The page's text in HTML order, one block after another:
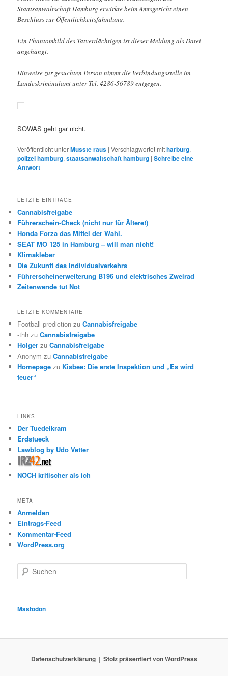
Staatsanwaltschaft Hamburg erwirkte beim Amtsgericht einen
Beschluss zur Öffentlichkeitsfahndung.
Ein Phantombild des Tatverdächtigen ist dieser Meldung als Datei
angehängt.
Hinweise zur gesuchten Person nimmt die Verbindungsstelle im
Landeskriminalamt unter Tel. 4286-56789 entgegen.
SOWAS geht gar nicht.
Veröffentlicht unterMusste raus |Verschlagwortet mitharburg,
polizei hamburg,staatsanwaltschaft hamburg |Schreibe eine
Antwort
LETZTE EINTRÄGE
Cannabisfreigabe
Führerschein-Check (nicht nur für Ältere!)
Honda Forza das Mittel der Wahl.
SEAT MO 125 in Hamburg – will man nicht!
Klimakleber
Die Zukunft des Individualverkehrs
Führerscheinerweiterung B196 und elektrisches Zweirad
Zeitenwende tut Not
LETZTE KOMMENTARE
Football prediction zuCannabisfreigabe
-thh zuCannabisfreigabe
Holger zuCannabisfreigabe
Anonym zuCannabisfreigabe
Homepage zu Kisbee: Die erste Inspektion und „Es wird
teuer“
LINKS
Der Tuedelkram
Erdstueck
Lawblog by Udo Vetter
NOCH kritischer als ich
META
Anmelden
Eintrags-Feed
Kommentar-Feed
WordPress.org
u
e
Mastodon
Datenschutzerklärung Stolz präsentiert von WordPress